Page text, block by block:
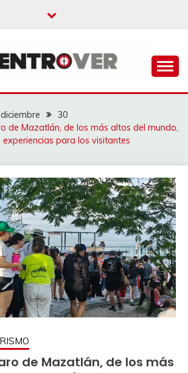
diciembre
30
de Mazatlán, de los más altos del mundo,
para los visitantes
de Mazatlán, de los más